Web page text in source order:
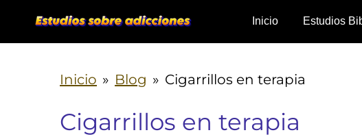
al
Inicio Estudios
Inicio » Blog » Cigarrillos en terapia
Cigarrillos en terapia